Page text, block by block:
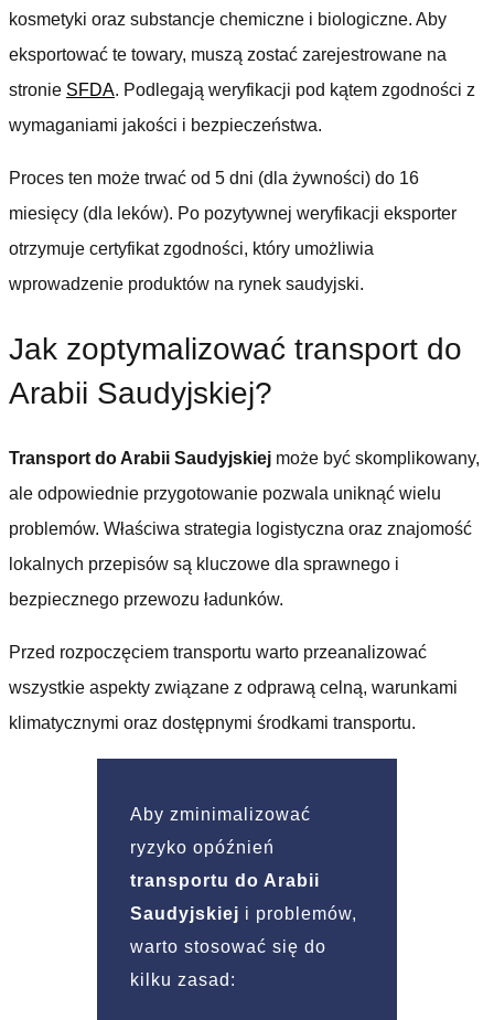
kosmetyki oraz substancje chemiczne i biologiczne. Aby
eksportować te towary, muszą zostać zarejestrowane na
stronie SFDA. Podlegają weryfikacji pod kątem zgodności z
wymaganiami jakości i bezpieczeństwa.
Proces ten może trwać od 5 dni (dla żywności) do 16
miesięcy (dla leków). Po pozytywnej weryfikacji eksporter
otrzymuje certyfikat zgodności, który umożliwia
wprowadzenie produktów na rynek saudyjski.
Jak zoptymalizować transport do
Arabii Saudyjskiej?
Transport do Arabii Saudyjskiej może być skomplikowany,
ale odpowiednie przygotowanie pozwala uniknąć wielu
problemów. Właściwa strategia logistyczna oraz znajomość
lokalnych przepisów są kluczowe dla sprawnego i
bezpiecznego przewozu ładunków.
Przed rozpoczęciem transportu warto przeanalizować
wszystkie aspekty związane z odprawą celną, warunkami
klimatycznymi oraz dostępnymi środkami transportu.
Aby zminimalizować
ryzyko opóźnień
transportu do Arabii
Saudyjskiej i problemów,
warto stosować się do
kilku zasad: